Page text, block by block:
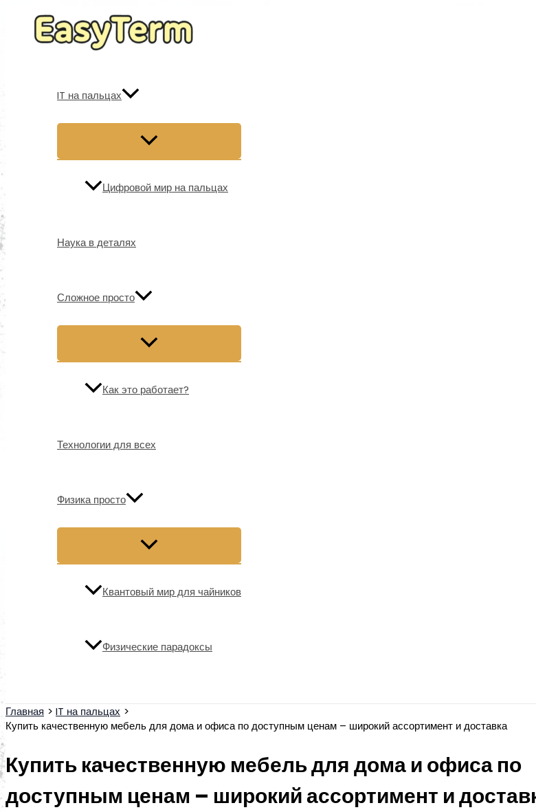
Перейти
содержимому
IT на пальцах
Цифровой мир на пальцах
Наука в деталях
Сложное просто
Как это работает?
Технологии для всех
Физика просто
Квантовый мир для чайников
Физические парадоксы
Главная
IT на пальцах
Купить качественную мебель для дома и офиса по доступным ценам – широкий ассортимент и доставка
Купить качественную мебель для дома и офиса по
доступным ценам – широкий ассортимент и